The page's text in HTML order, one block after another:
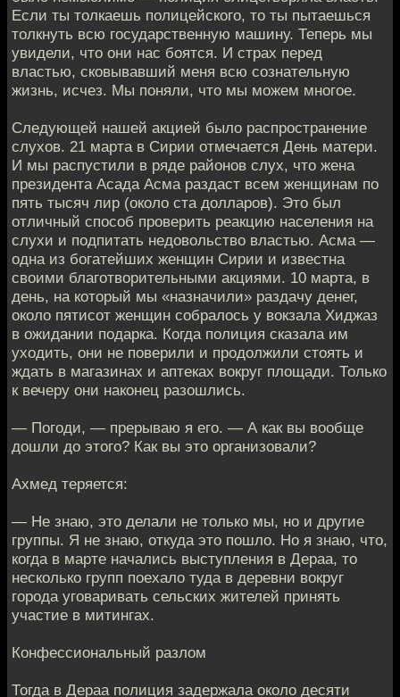
Если ты толкаешь полицейского, то ты пытаешься
толкнуть всю государственную машину. Теперь мы
увидели, что они нас боятся. И страх перед
властью, сковывавший меня всю сознательную
жизнь, исчез. Мы поняли, что мы можем многое.
Следующей нашей акцией было распространение
слухов. 21 марта в Сирии отмечается День матери.
И мы распустили в ряде районов слух, что жена
президента Асада Асма раздаст всем женщинам по
пять тысяч лир (около ста долларов). Это был
отличный способ проверить реакцию населения на
слухи и подпитать недовольство властью. Асма —
одна из богатейших женщин Сирии и известна
своими благотворительными акциями. 10 марта, в
день, на который мы «назначили» раздачу денег,
около пятисот женщин собралось у вокзала Хиджаз
в ожидании подарка. Когда полиция сказала им
уходить, они не поверили и продолжили стоять и
ждать в магазинах и аптеках вокруг площади. Только
к вечеру они наконец разошлись.
— Погоди, — прерываю я его. — А как вы вообще
дошли до этого? Как вы это организовали?
Ахмед теряется:
— Не знаю, это делали не только мы, но и другие
группы. Я не знаю, откуда это пошло. Но я знаю, что,
когда в марте начались выступления в Дераа, то
несколько групп поехало туда в деревни вокруг
города уговаривать сельских жителей принять
участие в митингах.
Конфессиональный разлом
Тогда в Дераа полиция задержала около десяти